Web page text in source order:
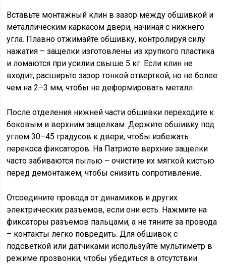
Вставьте монтажный клин в зазор между обшивкой и
металлическим каркасом двери, начиная с нижнего
угла. Плавно отжимайте обшивку, контролируя силу
нажатия – защелки изготовлены из хрупкого пластика
и ломаются при усилии свыше 5 кг. Если клин не
входит, расширьте зазор тонкой отверткой, но не более
чем на 2–3 мм, чтобы не деформировать металл.
После отделения нижней части обшивки переходите к
боковым и верхним защелкам. Держите обшивку под
углом 30–45 градусов к двери, чтобы избежать
перекоса фиксаторов. На Патриоте верхние защелки
часто забиваются пылью – очистите их мягкой кистью
перед демонтажем, чтобы снизить сопротивление.
Отсоедините провода от динамиков и других
электрических разъемов, если они есть. Нажмите на
фиксаторы разъемов пальцами, а не тяните за провода
– контакты легко повредить. Для обшивок с
подсветкой или датчиками используйте мультиметр в
режиме прозвонки, чтобы убедиться в отсутствии